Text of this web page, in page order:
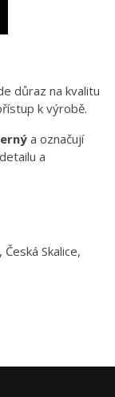
důraz na kvalitu
k výrobě.
a označují
a
Skalice,